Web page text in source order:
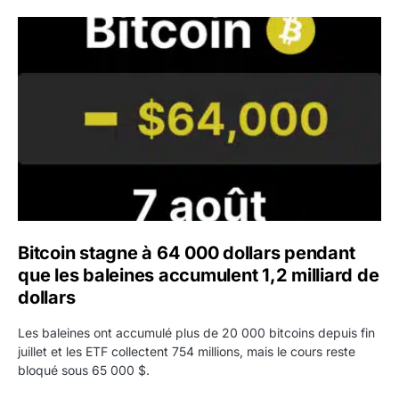
Bitcoin stagne à 64 000 dollars pendant que les
Bitcoin stagne à 64 000 dollars pendant
que les baleines accumulent 1,2 milliard de
dollars
Les baleines ont accumulé plus de 20 000 bitcoins depuis fin
juillet et les ETF collectent 754 millions, mais le cours reste
bloqué sous 65 000 $.